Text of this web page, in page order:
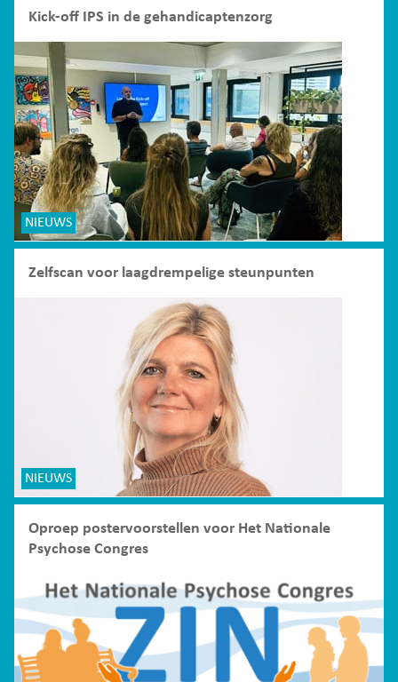
Kick-off IPS in de gehandicaptenzorg
NIEUWS
Zelfscan voor laagdrempelige steunpunten
NIEUWS
Oproep postervoorstellen voor Het Nationale
Psychose Congres